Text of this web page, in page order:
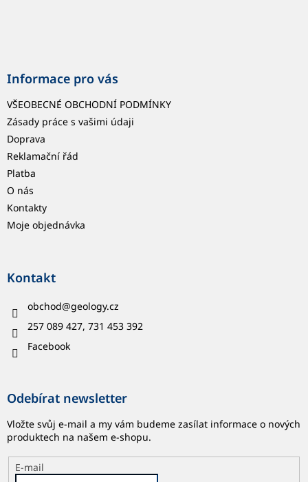
Informace pro vás
VŠEOBECNÉ OBCHODNÍ PODMÍNKY
Zásady práce s vašimi údaji
Doprava
Reklamační řád
Platba
O nás
Kontakty
Moje objednávka
Kontakt
obchod@geology.cz
257 089 427, 731 453 392
Facebook
Odebírat newsletter
Vložte svůj e-mail a my vám budeme zasílat informace o nových
produktech na našem e-shopu.
E-mail